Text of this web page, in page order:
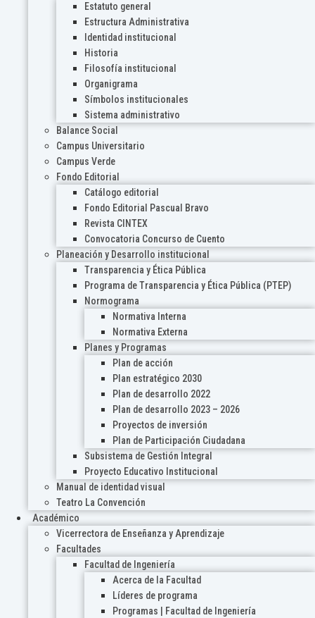
Estatuto general
Estructura Administrativa
Identidad institucional
Historia
Filosofía institucional
Organigrama
Símbolos institucionales
Sistema administrativo
Balance Social
Campus Universitario
Campus Verde
Fondo Editorial
Catálogo editorial
Fondo Editorial Pascual Bravo
Revista CINTEX
Convocatoria Concurso de Cuento
Planeación y Desarrollo institucional
Transparencia y Ética Pública
Programa de Transparencia y Ética Pública (PTEP)
Normograma
Normativa Interna
Normativa Externa
Planes y Programas
Plan de acción
Plan estratégico 2030
Plan de desarrollo 2022
Plan de desarrollo 2023 – 2026
Proyectos de inversión
Plan de Participación Ciudadana
Subsistema de Gestión Integral
Proyecto Educativo Institucional
Manual de identidad visual
Teatro La Convención
Académico
Vicerrectora de Enseñanza y Aprendizaje
Facultades
Facultad de Ingeniería
Acerca de la Facultad
Líderes de programa
Programas | Facultad de Ingeniería